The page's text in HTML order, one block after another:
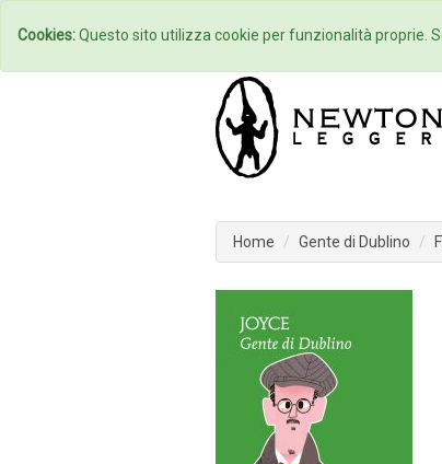
Home
Home Gente di Dublino
Cookies:Questo sito utilizza cookie per funzionalità proprie.